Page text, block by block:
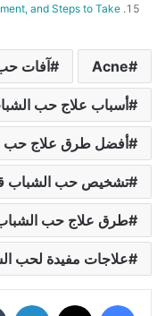
and Steps to Take
Acne آفات
أسباب علاج حب
أفضل طرق علاج حب
تشخيص حب الشباب
طرق علاج حب
علاجات مفيدة لحب